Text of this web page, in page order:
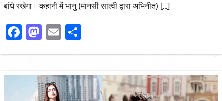
बांधे रखेगा। कहानी में भानु (मानसी साल्वी द्वारा अभिनीत) […]
Facebook
Mastodon
Email